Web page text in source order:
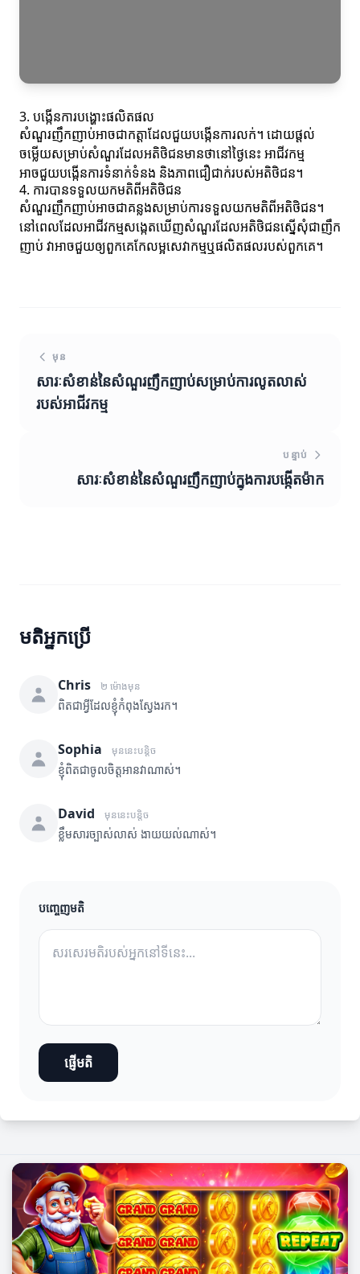
3. បង្កើនការបង្ហោះផលិតផល
សំណួរញឹកញាប់អាចជាកត្តាដែលជួយបង្កើនការលក់។ ដោយផ្តល់
ចម្លើយសម្រាប់សំណួរដែលអតិថិជនមានថានៅថ្ងៃនេះ អាជីវកម្ម
អាចជួយបង្កើនការទំនាក់ទំនង និងភាពជឿជាក់របស់អតិថិជន។
4. ការបានទទួលយកមតិពីអតិថិជន
សំណួរញឹកញាប់អាចជាគន្លងសម្រាប់ការទទួលយកមតិពីអតិថិជន។
នៅពេលដែលអាជីវកម្មសង្កេតឃើញសំណួរដែលអតិថិជនស្នើសុំជាញឹក
ញាប់ វាអាចជួយឲ្យពួកគេកែលម្អសេវាកម្មឬផលិតផលរបស់ពួកគេ។
មុន
សារៈសំខាន់នៃសំណួរញឹកញាប់សម្រាប់ការលូតលាស់
របស់អាជីវកម្ម
បន្ទាប់
សារៈសំខាន់នៃសំណួរញឹកញាប់ក្នុងការបង្កើតម៉ាក
មតិអ្នកប្រើ
Chris ២ ម៉ោងមុន
ពិតជាអ្វីដែលខ្ញុំកំពុងស្វែងរក។
Sophia មុននេះបន្តិច
ខ្ញុំពិតជាចូលចិត្តអានវាណាស់។
David មុននេះបន្តិច
ខ្លឹមសារច្បាស់លាស់ ងាយយល់ណាស់។
បញ្ចេញមតិ
ផ្ញើមតិ